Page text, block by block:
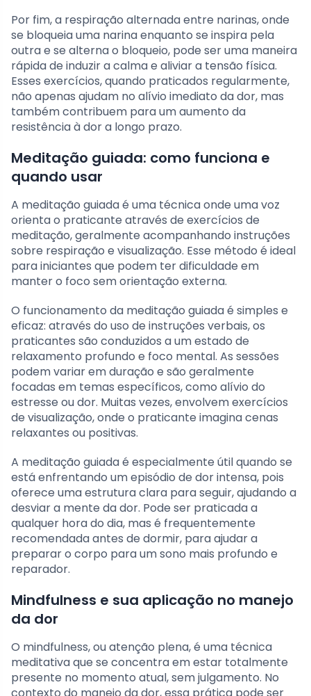
Por fim, a respiração alternada entre narinas, onde
se bloqueia uma narina enquanto se inspira pela
outra e se alterna o bloqueio, pode ser uma maneira
rápida de induzir a calma e aliviar a tensão física.
Esses exercícios, quando praticados regularmente,
não apenas ajudam no alívio imediato da dor, mas
também contribuem para um aumento da
resistência à dor a longo prazo.
Meditação guiada: como funciona e
quando usar
A meditação guiada é uma técnica onde uma voz
orienta o praticante através de exercícios de
meditação, geralmente acompanhando instruções
sobre respiração e visualização. Esse método é ideal
para iniciantes que podem ter dificuldade em
manter o foco sem orientação externa.
O funcionamento da meditação guiada é simples e
eficaz: através do uso de instruções verbais, os
praticantes são conduzidos a um estado de
relaxamento profundo e foco mental. As sessões
podem variar em duração e são geralmente
focadas em temas específicos, como alívio do
estresse ou dor. Muitas vezes, envolvem exercícios
de visualização, onde o praticante imagina cenas
relaxantes ou positivas.
A meditação guiada é especialmente útil quando se
está enfrentando um episódio de dor intensa, pois
oferece uma estrutura clara para seguir, ajudando a
desviar a mente da dor. Pode ser praticada a
qualquer hora do dia, mas é frequentemente
recomendada antes de dormir, para ajudar a
preparar o corpo para um sono mais profundo e
reparador.
Mindfulness e sua aplicação no manejo
da dor
O mindfulness, ou atenção plena, é uma técnica
meditativa que se concentra em estar totalmente
presente no momento atual, sem julgamento. No